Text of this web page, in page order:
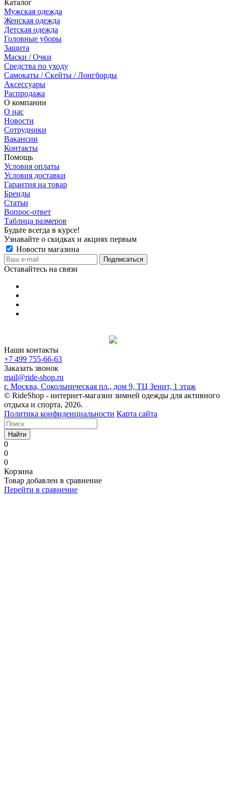
Каталог
Мужская одежда
Женская одежда
Детская одежда
Головные уборы
Защита
Маски / Очки
Средства по уходу
Самокаты / Скейты / Лонгборды
Аксессуары
Распродажа
О компании
О нас
Новости
Сотрудники
Вакансии
Контакты
Помощь
Условия оплаты
Условия доставки
Гарантия на товар
Бренды
Статьи
Вопрос-ответ
Таблица размеров
Будьте всегда в курсе!
Узнавайте о скидках и акциях первым
Новости магазина
Оставайтесь на связи
Наши контакты
+7 499 755-66-63
Заказать звонок
mail@ride-shop.ru
г. Москва, Сокольническая пл., дом 9, ТЦ Зенит, 1 этаж
© RideShop - интернет-магазин зимней одежды для активного
отдыха и спорта, 2026.
Политика конфиденциальности Карта сайта
Найти
0
0
0
Корзина
Товар добавлен в сравнение
Перейти в сравнение